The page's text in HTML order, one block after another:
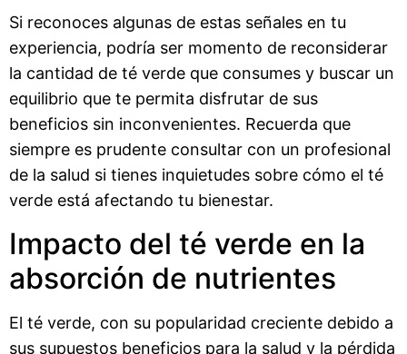
Si reconoces algunas de estas señales en tu
experiencia, podría ser momento de reconsiderar
la cantidad de té verde que consumes y buscar un
equilibrio que te permita disfrutar de sus
beneficios sin inconvenientes. Recuerda que
siempre es prudente consultar con un profesional
de la salud si tienes inquietudes sobre cómo el té
verde está afectando tu bienestar.
Impacto del té verde en la
absorción de nutrientes
El té verde, con su popularidad creciente debido a
sus supuestos beneficios para la salud y la pérdida